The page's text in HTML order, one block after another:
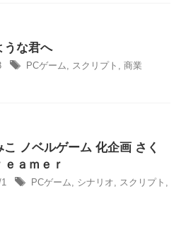
うな君へ
PCゲーム, スクリプト , 商業
こ ノベルゲーム 化企画 さく
ｅａｍｅｒ
1 PCゲーム, シナリオ, スクリプト ,